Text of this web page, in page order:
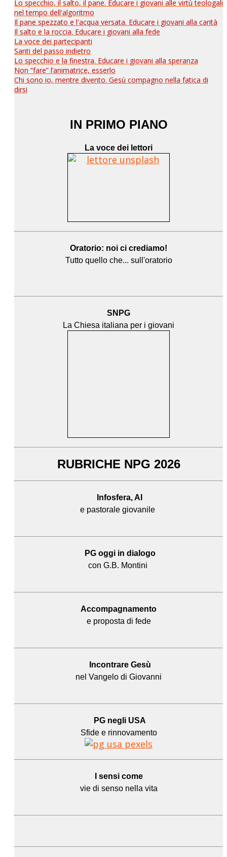
Lo specchio, il salto, il pane. Educare i giovani alle virtù teologali
nel tempo dell'algoritmo
Il pane spezzato e l'acqua versata. Educare i giovani alla carità
Il salto e la roccia. Educare i giovani alla fede
La voce dei partecipanti
Santi del passo indietro
Lo specchio e la finestra. Educare i giovani alla speranza
Non “fare” l’animatrice, esserlo
Chi sono io, mentre divento. Gesù compagno nella fatica di
dirsi
IN PRIMO PIANO
La voce dei lettori
Oratorio: noi ci crediamo!
Tutto quello che... sull'oratorio
SNPG
La Chiesa italiana per i giovani
RUBRICHE NPG 2026
Infosfera, AI
e pastorale giovanile
PG oggi in dialogo
con G.B. Montini
Accompagnamento
e proposta di fede
Incontrare Gesù
nel Vangelo di Giovanni
PG negli USA
Sfide e rinnovamento
I sensi come
vie di senso nella vita